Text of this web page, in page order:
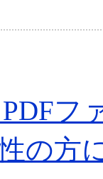
PDF
の方